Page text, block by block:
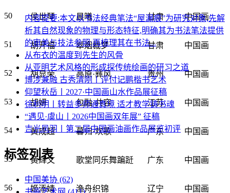
50 侯世琴 晨曦 甘肃 中国画
51 胡开福 翠烟裁梦 甘肃 中国画
52 胡显荣 高原·彝风 贵州 中国画
53 胡妍 包融·共容 江苏 中国画
54 黄成超 暮归·欢歌 广东 中国画
55 黄辉文 歌堂同乐舞蹁跹 广东 中国画
56 姬添婧 渔舟织锦 辽宁 中国画
内容提要:本文以书法经典笔法“屋漏痕”为研究对象,先解
析其自然现象的物理与形态特征,明确其为书法笔法提供
的审美与技法参照;再梳理其在书法...
从布衣的温度到先生的风骨
从亚明艺术风格的形成探传统绘画的研习之道
博涉兼融 古秀清刚丨评付记鹏楷书艺术
仰望秋岳丨2027·中国画山水作品展征稿
徐利明丨转益多师通真境 适才教学铸书魂
“遇见·虞山丨2026中国画双年展” 征稿
吉光凤羽丨第二届中国画油画作品展览初评
标签列表
中国美协 (62)